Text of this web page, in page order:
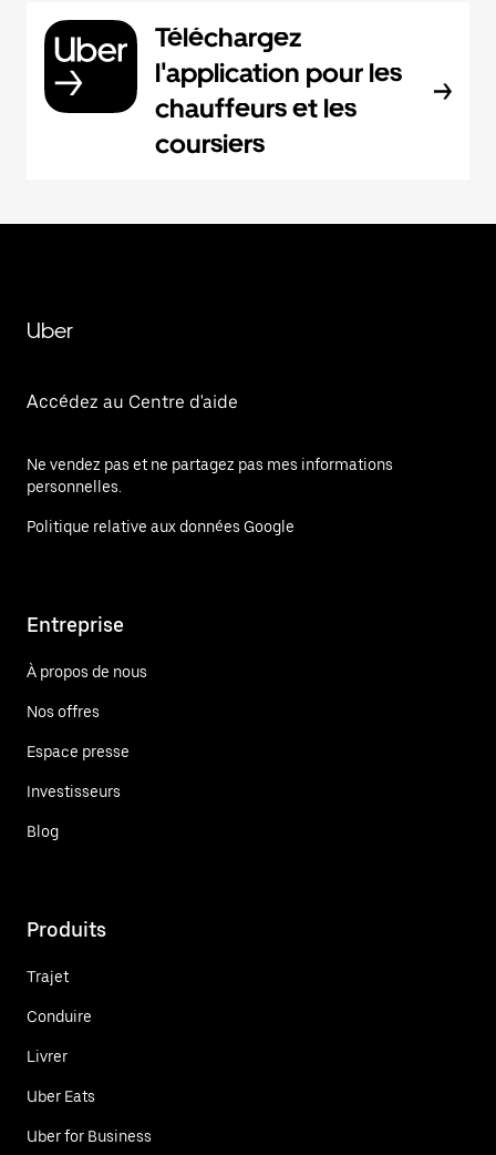
Téléchargez
l'application pour les
chauffeurs et les
coursiers
Uber
Accédez au Centre d'aide
Ne vendez pas et ne partagez pas mes informations
personnelles.
Politique relative aux données Google
Entreprise
À propos de nous
Nos offres
Espace presse
Investisseurs
Blog
Produits
Trajet
Conduire
Livrer
Uber Eats
Uber for Business